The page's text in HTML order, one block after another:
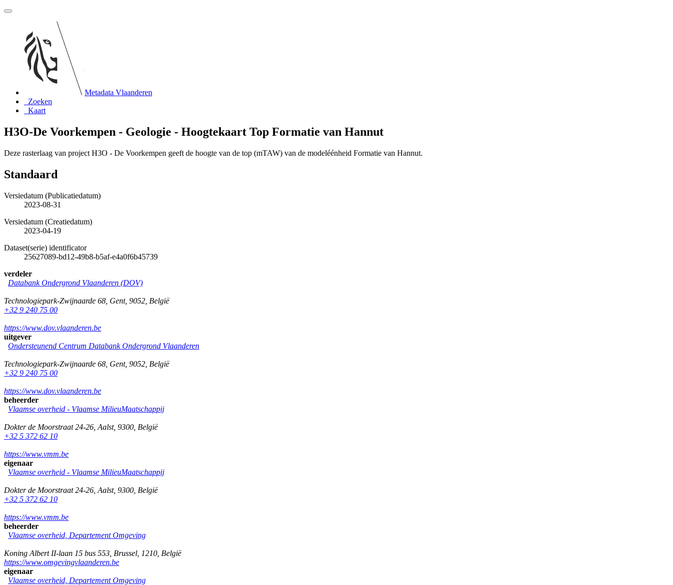
Metadata Vlaanderen
Zoeken
Kaart
H3O-De Voorkempen - Geologie - Hoogtekaart Top Formatie van Hannut
Deze rasterlaag van project H3O - De Voorkempen geeft de hoogte van de top (mTAW) van de modeléénheid Formatie van Hannut.
Standaard
Versiedatum (Publicatiedatum)
2023-08-31
Versiedatum (Creatiedatum)
2023-04-19
Dataset(serie) identificator
25627089-bd12-49b8-b5af-e4a0f6b45739
verdeler
Databank Ondergrond Vlaanderen (DOV)
Technologiepark-Zwijnaarde 68 Gent, 9052 België
+32 9 240 75 00
https://www.dov.vlaanderen.be
uitgever
Ondersteunend Centrum Databank Ondergrond Vlaanderen
Technologiepark-Zwijnaarde 68 Gent, 9052 België
+32 9 240 75 00
https://www.dov.vlaanderen.be
beheerder
Vlaamse overheid - Vlaamse MilieuMaatschappij
Dokter de Moorstraat 24-26 Aalst, 9300 België
+32 5 372 62 10
https://www.vmm.be
eigenaar
Vlaamse overheid - Vlaamse MilieuMaatschappij
Dokter de Moorstraat 24-26 Aalst, 9300 België
+32 5 372 62 10
https://www.vmm.be
beheerder
Vlaamse overheid, Departement Omgeving
Koning Albert II-laan 15 bus 553 Brussel 1210 België
https://www.omgevingvlaanderen.be
eigenaar
Vlaamse overheid, Departement Omgeving